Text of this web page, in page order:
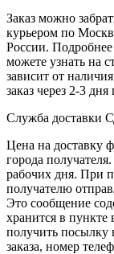
Заказ можно
курьером по
России. Подробнее
можете узнать на
зависит от
заказ через 2-3
Служба доставки
Цена на доставку
города
рабочих дня. При
получателю
Это сообщение
хранится в
получить посылку
заказа, номер